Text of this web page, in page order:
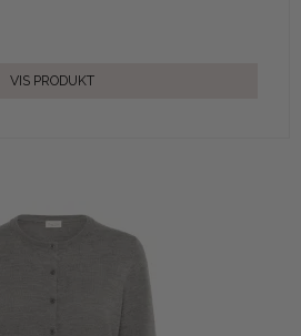
VIS PRODUKT